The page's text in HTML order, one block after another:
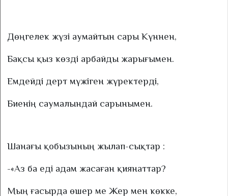
Дөңгелек жүзі аумайтын сары Күннен,
Бақсы қыз көзді арбайды жарығымен.
Емдейді дерт мүжіген жүректерді,
Биенің саумалындай сарынымен.
Шанағы қобызының жылап-сықтар :
-«Аз ба еді адам жасаған қиянаттар?
Мың ғасырда өшер ме Жер мен көкке,